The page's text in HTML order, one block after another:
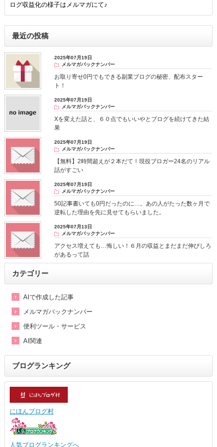
ログ収益化の様子はメルマガにて♪
最近の投稿
2025年07月19日
メルマガバックナンバー
お取り寄せ0円でもできる副業ブログの秘密、配布スター
ト！
2025年07月19日
メルマガバックナンバー
Xを変えた話と、６０点でもいいやとブログを続けてきた結
果
2025年07月19日
メルマガバックナンバー
【無料】2時間超えが２本だて！現役ブロガー24名のリアル
話がすごい
2025年07月19日
メルマガバックナンバー
50記事書いても0円だったのに…。あの人がたった数ヶ月で
逆転した理由を先に見せてもらいました。
2025年07月13日
メルマガバックナンバー
アクセス増えても…悔しい！６月の収益とまだまだ伸びしろ
があるって話
カテゴリー
AIで作成した記事
メルマガバックナンバー
便利ツール・サービス
AI関連
ブログランキング
にほんブログ村
人気ブログランキングへ